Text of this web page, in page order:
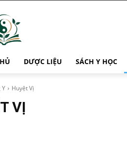
DƯỢC LIỆU SÁCH Y HỌC
Huyệt Vị
VỊ